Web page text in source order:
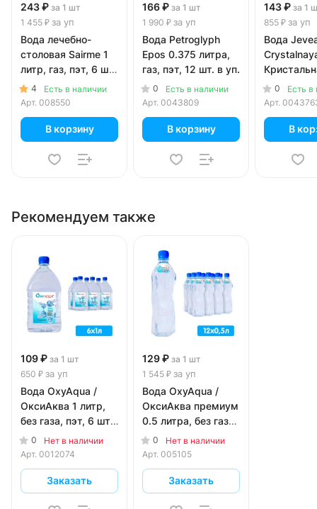
243 ₽ за 1 шт
1 455 ₽ за уп
Вода лечебно-
столовая Sairme 1
литр, газ, пэт, 6 шт.
в уп.
4
Есть в наличии
Арт. 008550
В корзину
166 ₽ за 1 шт
1 990 ₽ за уп
Вода Petroglyph
Epos 0.375 литра,
газ, пэт, 12 шт. в уп.
0
Есть в наличии
Арт. 0043809
В корзину
143 ₽ за 1
855 ₽ за уп
Вода
литр, газ,
в уп.
0
Есть в
Арт.
В
Рекомендуем также
109 ₽ за 1 шт
650 ₽ за уп
Вода OxyAqua /
ОксиАква 1 литр,
без газа, пэт, 6 шт.
в уп.
0
Нет в наличии
Арт. 0012074
Заказать
129 ₽ за 1 шт
1 545 ₽ за уп
Вода OxyAqua /
ОксиАква премиум
0.5 литра, без газа,
пэт, 12 шт. в уп.
0
Нет в наличии
Арт. 005105
Заказать